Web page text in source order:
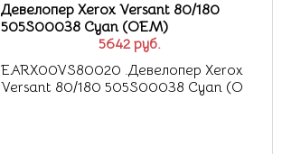
5642 руб.
Девелопер Xerox Versant 80/180
505S00038 Cyan (OEM)
EARX00VS80020 .Девелопер Xerox
Versant 80/180 505S00038 Cyan (O